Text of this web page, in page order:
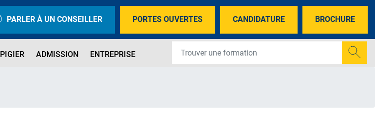
PARLER À UN CONSEILLER PORTES OUVERTES CANDIDATURE BROCHURE
PIGIER ADMISSION ENTREPRISE